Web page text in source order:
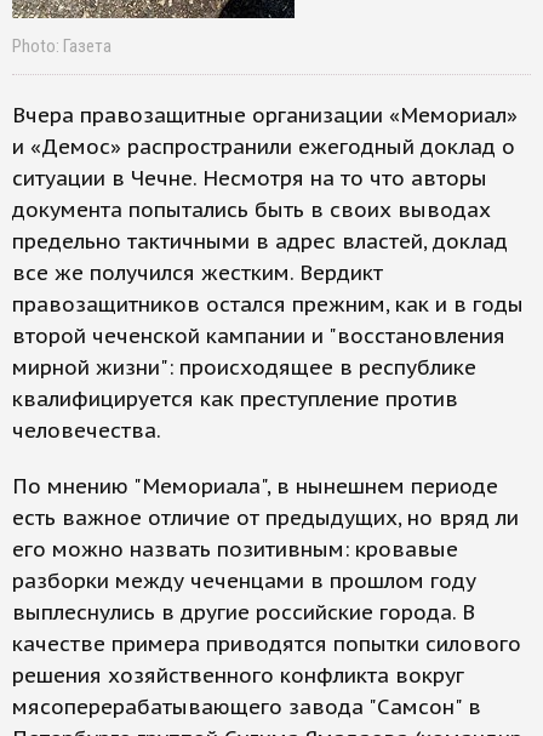
Photo: Газета
Вчера правозащитные организации «Мемориал»
и «Демос» распространили ежегодный доклад о
ситуации в Чечне. Несмотря на то что авторы
документа попытались быть в своих выводах
предельно тактичными в адрес властей, доклад
все же получился жестким. Вердикт
правозащитников остался прежним, как и в годы
второй чеченской кампании и "восстановления
мирной жизни": происходящее в республике
квалифицируется как преступление против
человечества.
По мнению "Мемориала", в нынешнем периоде
есть важное отличие от предыдущих, но вряд ли
его можно назвать позитивным: кровавые
разборки между чеченцами в прошлом году
выплеснулись в другие российские города. В
качестве примера приводятся попытки силового
решения хозяйственного конфликта вокруг
мясоперерабатывающего завода "Самсон" в